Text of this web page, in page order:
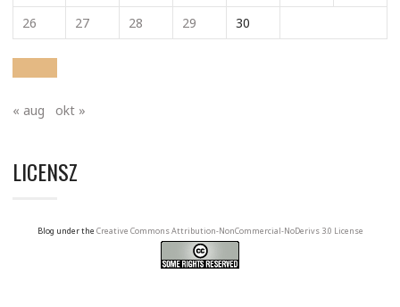
26
27 28 29 30
« aug okt »
LICENSZ
Blog under the Creative Commons Attribution-NonCommercial-NoDerivs 3.0 License